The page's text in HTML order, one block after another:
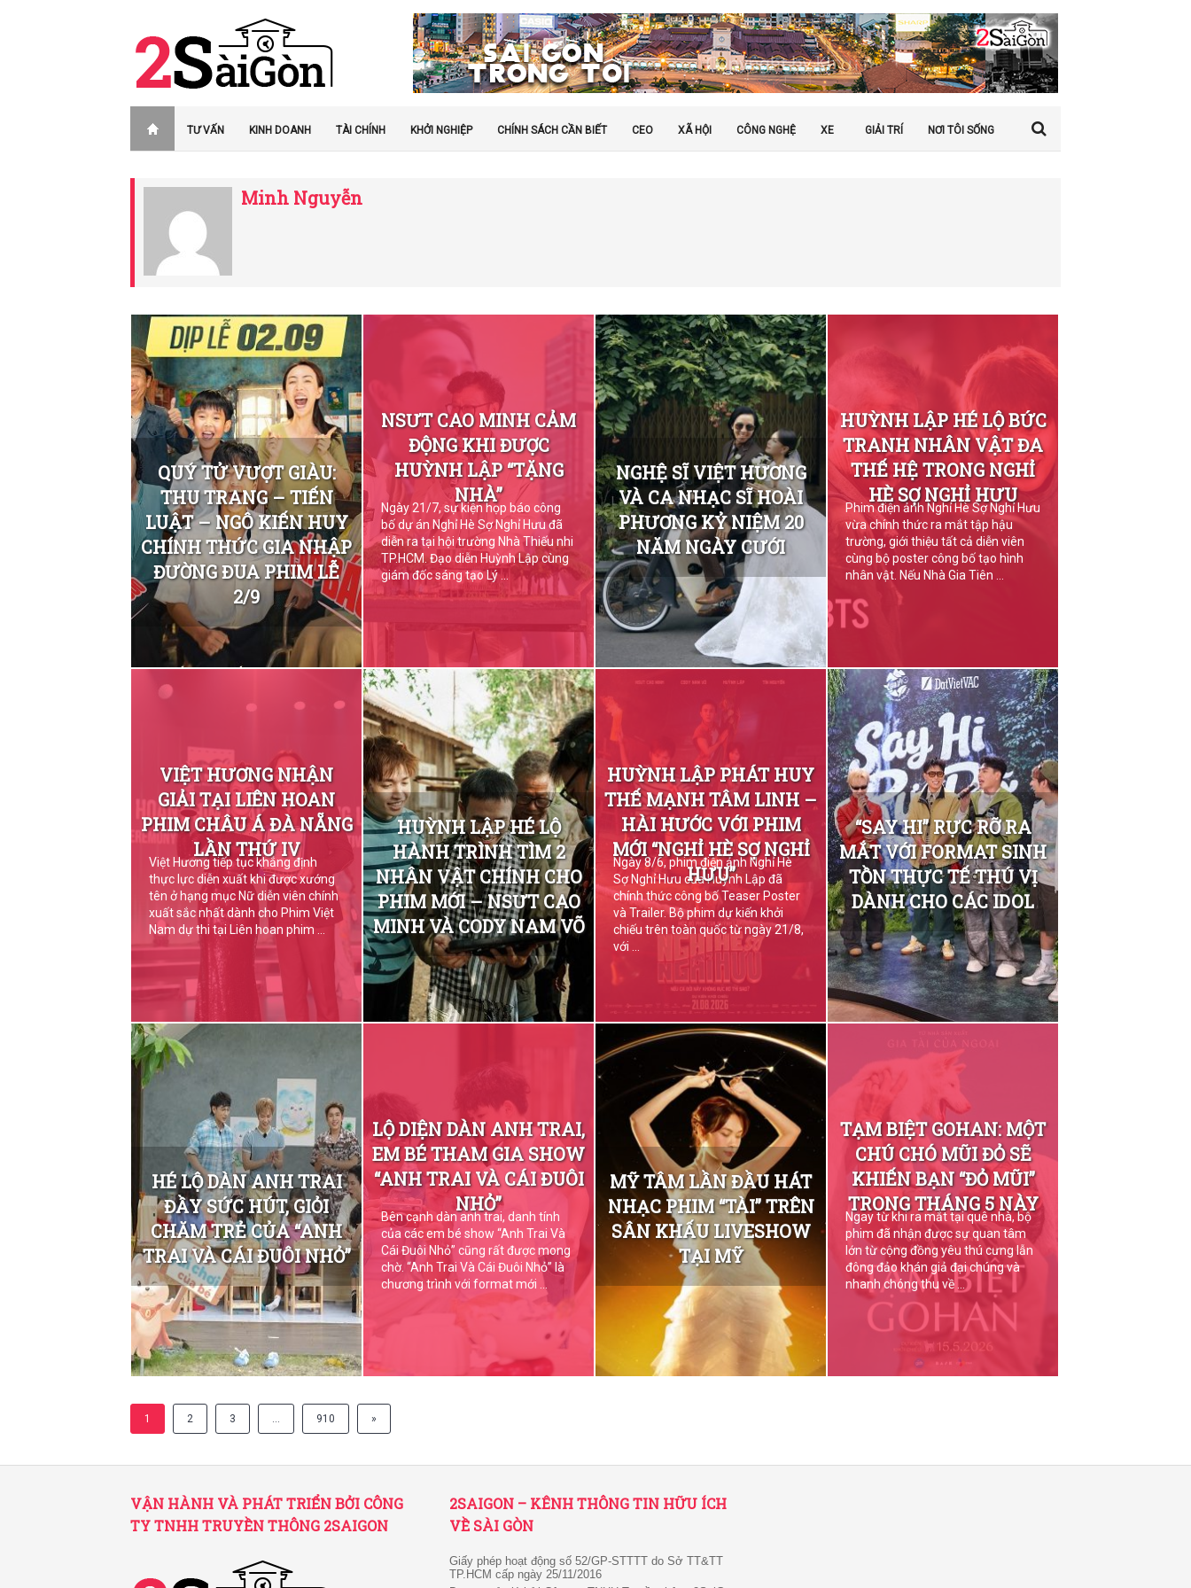
TƯ VẤN KINH DOANH TÀI CHÍNH KHỞI NGHIỆP CHÍNH SÁCH CẦN BIẾT CEO XÃ HỘI CÔNG NGHỆ XE GIẢI TRÍ NƠI TÔI SỐNG
Minh Nguyễn
QUÝ TỬ VƯỢT GIÀU:
THU TRANG – TIẾN
LUẬT – NGÔ KIẾN HUY
CHÍNH THỨC GIA NHẬP
ĐƯỜNG ĐUA PHIM LỄ
2/9
Ngày 21/7, sự kiện họp báo công
bố dự án Nghỉ Hè Sợ Nghỉ Hưu đã
diễn ra tại hội trường Nhà Thiếu nhi
TP.HCM. Đạo diễn Huỳnh Lập cùng
giám đốc sáng tạo Lý ...
NSƯT CAO MINH CẢM
ĐỘNG KHI ĐƯỢC
HUỲNH LẬP “TẶNG
NHÀ”
NGHỆ SĨ VIỆT HƯƠNG
VÀ CA NHẠC SĨ HOÀI
PHƯƠNG KỶ NIỆM 20
NĂM NGÀY CƯỚI
Phim điện ảnh Nghỉ Hè Sợ Nghỉ Hưu
vừa chính thức ra mắt tập hậu
trường, giới thiệu tất cả diễn viên
cùng bộ poster công bố tạo hình
nhân vật. Nếu Nhà Gia Tiên ...
HUỲNH LẬP HÉ LỘ BỨC
TRANH NHÂN VẬT ĐA
THẾ HỆ TRONG NGHỈ
HÈ SỢ NGHỈ HƯU
Việt Hương tiếp tục khẳng định
thực lực diễn xuất khi được xướng
tên ở hạng mục Nữ diễn viên chính
xuất sắc nhất dành cho Phim Việt
Nam dự thi tại Liên hoan phim ...
VIỆT HƯƠNG NHẬN
GIẢI TẠI LIÊN HOAN
PHIM CHÂU Á ĐÀ NẴNG
LẦN THỨ IV
HUỲNH LẬP HÉ LỘ
HÀNH TRÌNH TÌM 2
NHÂN VẬT CHÍNH CHO
PHIM MỚI – NSƯT CAO
MINH VÀ CODY NAM VÕ
Ngày 8/6, phim điện ảnh Nghỉ Hè
Sợ Nghỉ Hưu của Huỳnh Lập đã
chính thức công bố Teaser Poster
và Trailer. Bộ phim dự kiến khởi
chiếu trên toàn quốc từ ngày 21/8,
với ...
HUỲNH LẬP PHÁT HUY
THẾ MẠNH TÂM LINH –
HÀI HƯỚC VỚI PHIM
MỚI “NGHỈ HÈ SỢ NGHỈ
HƯU”
“SAY HI” RỰC RỠ RA
MẮT VỚI FORMAT SINH
TỒN THỰC TẾ THÚ VỊ
DÀNH CHO CÁC IDOL
HÉ LỘ DÀN ANH TRAI
ĐẦY SỨC HÚT, GIỎI
CHĂM TRẺ CỦA “ANH
TRAI VÀ CÁI ĐUÔI NHỎ”
Bên cạnh dàn anh trai, danh tính
của các em bé show “Anh Trai Và
Cái Đuôi Nhỏ” cũng rất được mong
chờ. “Anh Trai Và Cái Đuôi Nhỏ” là
chương trình với format mới ...
LỘ DIỆN DÀN ANH TRAI,
EM BÉ THAM GIA SHOW
“ANH TRAI VÀ CÁI ĐUÔI
NHỎ”
MỸ TÂM LẦN ĐẦU HÁT
NHẠC PHIM “TÀI” TRÊN
SÂN KHẤU LIVESHOW
TẠI MỸ
Ngay từ khi ra mắt tại quê nhà, bộ
phim đã nhận được sự quan tâm
lớn từ cộng đồng yêu thú cưng lẫn
đông đảo khán giả đại chúng và
nhanh chóng thu về ...
TẠM BIỆT GOHAN: MỘT
CHÚ CHÓ MŨI ĐỎ SẼ
KHIẾN BẠN “ĐỎ MŨI”
TRONG THÁNG 5 NÀY
1 2 3 … 910 »
VẬN HÀNH VÀ PHÁT TRIỂN BỞI CÔNG
TY TNHH TRUYỀN THÔNG 2SAIGON
2SAIGON – KÊNH THÔNG TIN HỮU ÍCH
VỀ SÀI GÒN
Giấy phép hoạt động số 52/GP-STTTT do Sở TT&TT
TP.HCM cấp ngày 25/11/2016